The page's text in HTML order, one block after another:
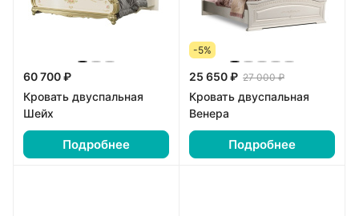
60 700 ₽
Кровать двуспальная
Шейх
Подробнее
-5%
25 650 ₽ 27 000 ₽
Кровать двуспальная
Венера
Подробнее